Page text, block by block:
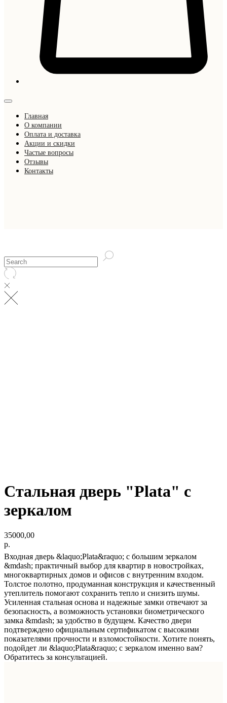
Главная
О компании
Оплата и доставка
Акции и скидки
Частые вопросы
Отзывы
Контакты
Стальная дверь "Plata" с
зеркалом
35000,00
р.
Входная дверь &laquo;Plata&raquo; с большим зеркалом
&mdash; практичный выбор для квартир в новостройках,
многоквартирных домов и офисов с внутренним входом.
Толстое полотно, продуманная конструкция и качественный
утеплитель помогают сохранить тепло и снизить шумы.
Усиленная стальная основа и надежные замки отвечают за
безопасность, а возможность установки биометрического
замка &mdash; за удобство в будущем. Качество двери
подтверждено официальным сертификатом с высокими
показателями прочности и взломостойкости. Хотите понять,
подойдет ли &laquo;Plata&raquo; с зеркалом именно вам?
Обратитесь за консультацией.